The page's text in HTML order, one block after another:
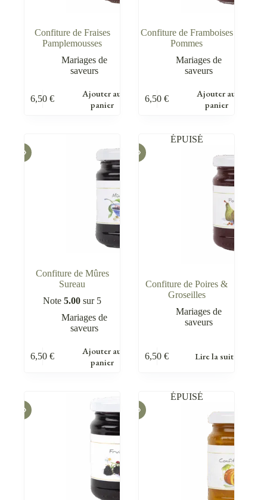
Confiture de Fraises
Pamplemousses
Mariages de
saveurs
6,50€
Ajouter au
panier
Confiture de Framboises
Pommes
Mariages de
saveurs
6,50€
Ajouter au
panier
Confiture de Mûres
Sureau
Note5.00 sur 5
Mariages de
saveurs
6,50€
Ajouter au
panier
ÉPUISÉ
Confiture de Poires &
Groseilles
Mariages de
saveurs
6,50€ Lire la suite
ÉPUISÉ